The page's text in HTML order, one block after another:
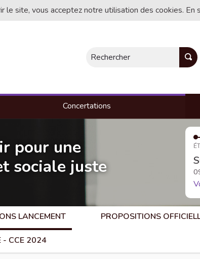
le site, vous acceptez notre utilisation des cookies.
Rechercher
Concertations
pour une
sociale juste
LANCEMENT PROPOSITIONS
- CCE 2024